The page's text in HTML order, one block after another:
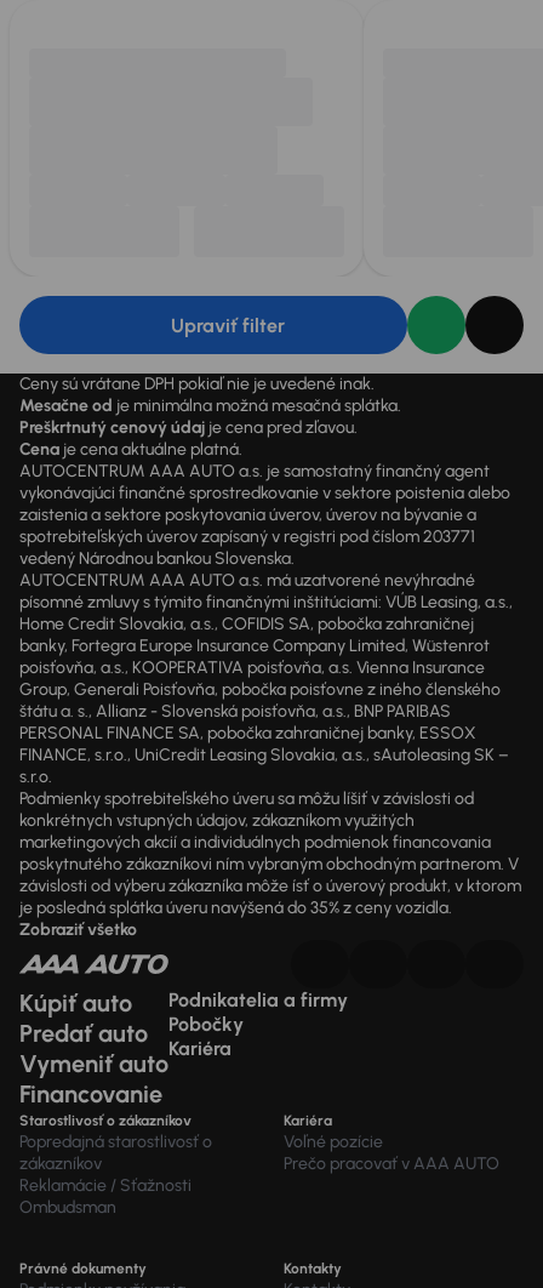
Upraviť filter
Ceny sú vrátane DPH pokiaľ nie je uvedené inak.
Mesačne od je minimálna možná mesačná splátka.
Preškrtnutý cenový údaj je cena pred zľavou.
Cena je cena aktuálne platná.
AUTOCENTRUM AAA AUTO a.s. je samostatný finančný agent
vykonávajúci finančné sprostredkovanie v sektore poistenia alebo
zaistenia a sektore poskytovania úverov, úverov na bývanie a
spotrebiteľských úverov zapísaný v registri pod číslom 203771
vedený Národnou bankou Slovenska.
AUTOCENTRUM AAA AUTO a.s. má uzatvorené nevýhradné
písomné zmluvy s týmito finančnými inštitúciami: VÚB Leasing, a.s.,
Home Credit Slovakia, a.s., COFIDIS SA, pobočka zahraničnej
banky, Fortegra Europe Insurance Company Limited, Wüstenrot
poisťovňa, a.s., KOOPERATIVA poisťovňa, a.s. Vienna Insurance
Group, Generali Poisťovňa, pobočka poisťovne z iného členského
štátu a. s., Allianz - Slovenská poisťovňa, a.s., BNP PARIBAS
PERSONAL FINANCE SA, pobočka zahraničnej banky, ESSOX
FINANCE, s.r.o., UniCredit Leasing Slovakia, a.s., sAutoleasing SK –
s.r.o.
Podmienky spotrebiteľského úveru sa môžu líšiť v závislosti od
konkrétnych vstupných údajov, zákazníkom využitých
marketingových akcií a individuálnych podmienok financovania
poskytnutého zákazníkovi ním vybraným obchodným partnerom. V
závislosti od výberu zákazníka môže ísť o úverový produkt, v ktorom
je posledná splátka úveru navýšená do 35% z ceny vozidla.
Zobraziť všetko
Kúpiť auto
Predať auto
Vymeniť auto
Financovanie
Podnikatelia a firmy
Pobočky
Kariéra
Starostlivosť o zákazníkov
Popredajná starostlivosť o
zákazníkov
Reklamácie / Sťažnosti
Ombudsman
Kariéra
Voľné pozície
Prečo pracovať v AAA AUTO
Právné dokumenty Kontakty